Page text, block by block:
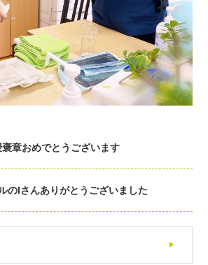
褒章おめでとうございます
のIさんありがとうございました